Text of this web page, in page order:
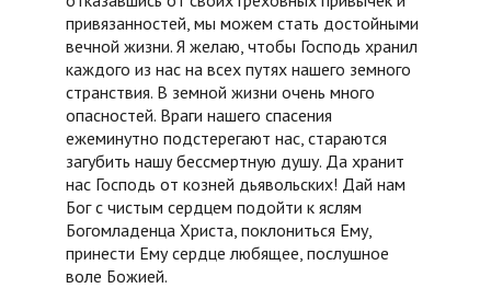
привязанностей, мы можем стать достойными
вечной жизни. Я желаю, чтобы Господь хранил
каждого из нас на всех путях нашего земного
странствия. В земной жизни очень много
опасностей. Враги нашего спасения
ежеминутно подстерегают нас, стараются
загубить нашу бессмертную душу. Да хранит
нас Господь от козней дьявольских! Дай нам
Бог с чистым сердцем подойти к яслям
Богомладенца Христа, поклониться Ему,
принести Ему сердце любящее, послушное
воле Божией.